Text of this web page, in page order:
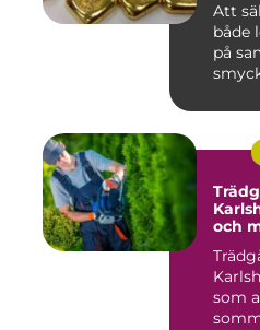
Att
både
på
och
som